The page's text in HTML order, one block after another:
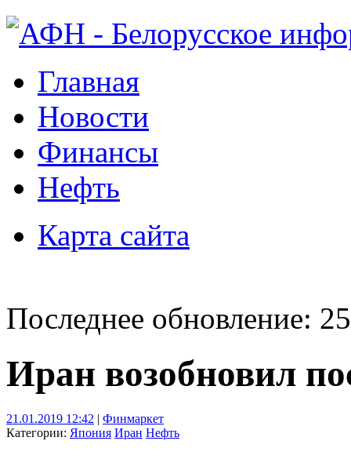
Главная
Новости
Финансы
Нефть
Карта сайта
Последнее обновление:
Иран возобновил
21.01.2019 12:42 | Финмаркет
Категории: Япония Иран Нефть